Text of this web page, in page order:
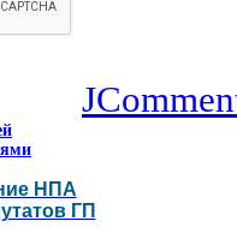
НПА
ГП